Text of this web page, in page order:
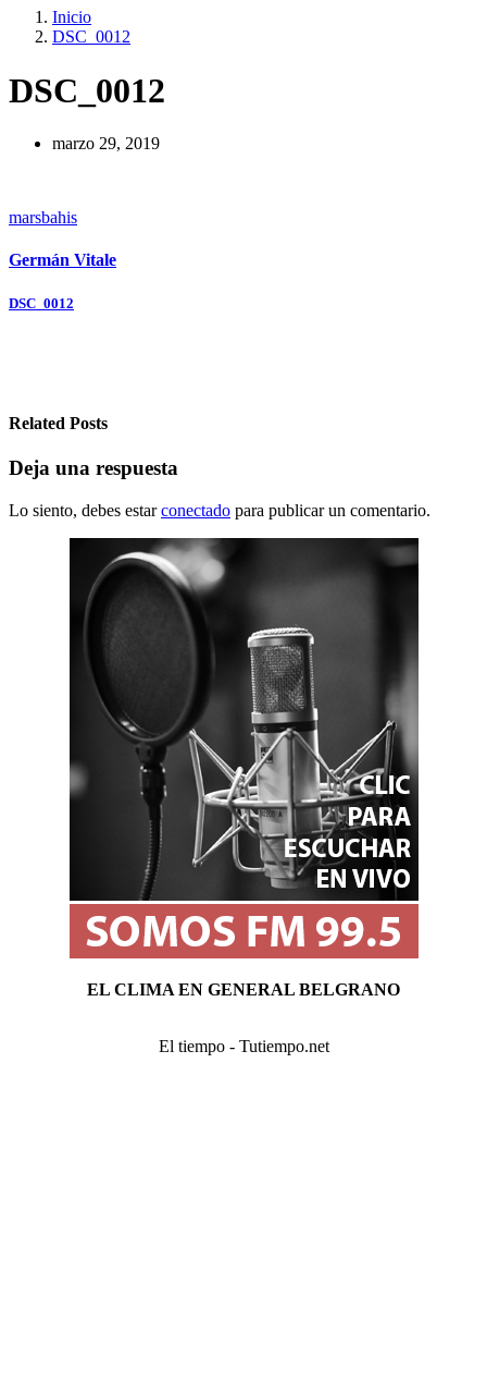
Inicio
DSC_0012
DSC_0012
marzo 29, 2019
marsbahis
Germán Vitale
Navegación
DSC_0012
Related Posts
Deja una respuesta
Lo siento, debes estarconectado para publicar un comentario.
EL CLIMA EN GENERAL BELGRANO
El tiempo - Tutiempo.net